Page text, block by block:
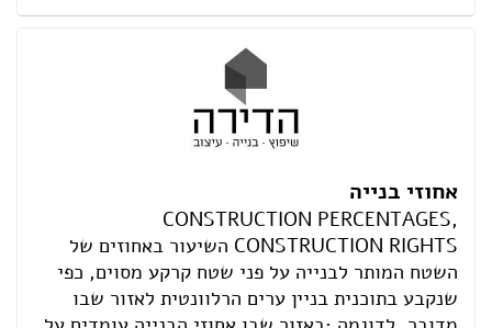
אחוזי בנייה
CONSTRUCTION PERCENTAGES,
CONSTRUCTION RIGHTS השיעור באחוזים של
השטח המותר לבנייה על פני שטח קרקע מסוים, כפי
שנקבע בתוכנית בניין ערים הרלוונטית לאזור שבו